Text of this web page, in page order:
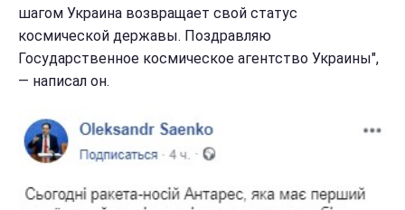
шагом Украина возвращает свой статус
космической державы. Поздравляю
Государственное космическое агентство Украины",
— написал он.